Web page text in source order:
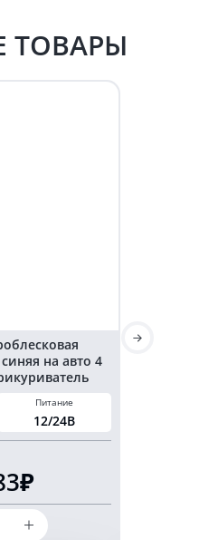
ТОВАРЫ
на авто 4
Питание
12/24В